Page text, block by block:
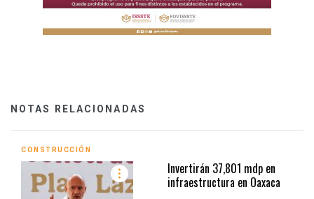
NOTAS RELACIONADAS
CONSTRUCCIÓN
Invertirán 37,801 mdp en
infraestructura en Oaxaca